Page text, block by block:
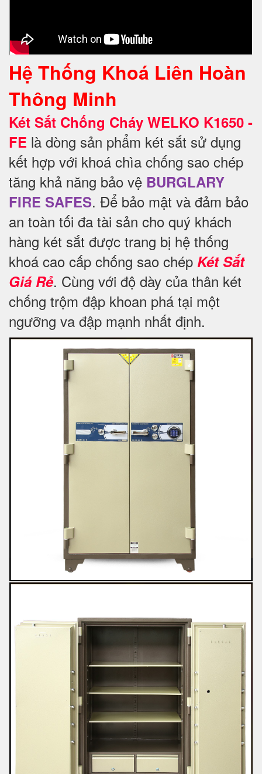
Hệ Thống Khoá Liên Hoàn
Thông Minh
Két Sắt Chống Cháy WELKO K1650 -
FE là dòng sản phẩm két sắt sử dụng
kết hợp với khoá chìa chống sao chép
tăng khả năng bảo vệ BURGLARY
FIRE SAFES. Để bảo mật và đảm bảo
an toàn tối đa tài sản cho quý khách
hàng két sắt được trang bị hệ thống
khoá cao cấp chống sao chép Két Sắt
Giá Rẻ. Cùng với độ dày của thân két
chống trộm đập khoan phá tại một
ngưỡng va đập mạnh nhất định.